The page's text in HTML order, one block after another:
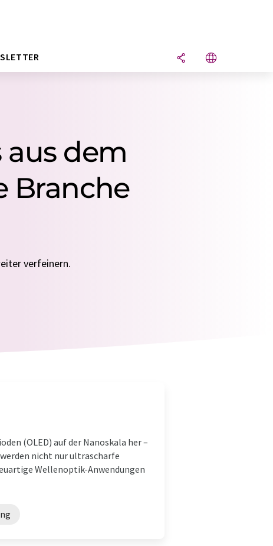
aus dem
Branche
verfeinern.
(OLED) auf der Nanoskala her –
nicht nur ultrascharfe
Wellenoptik-Anwendungen